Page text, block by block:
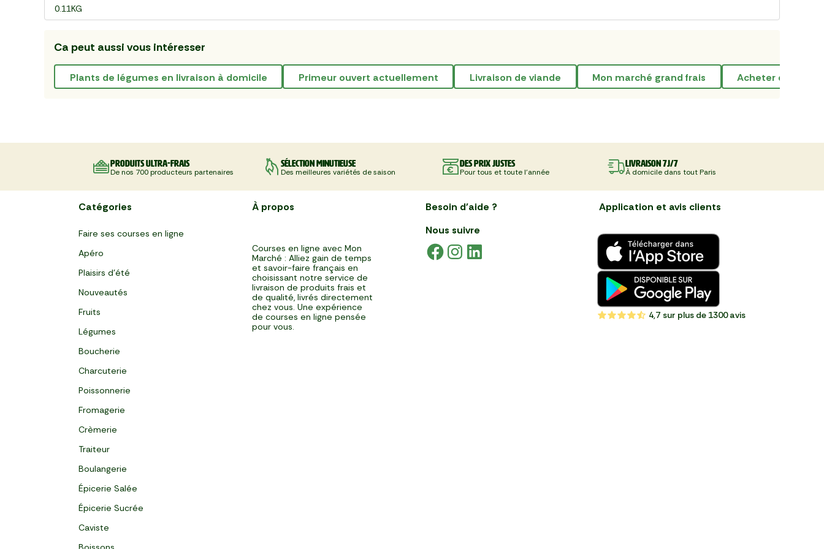
0.11KG
Ca peut aussi vous intéresser
plants de légumes en livraison à domicile primeur ouvert actuellement livraison de viande mon marché grand frais acheter de la
Produits ultra-frais
De nos 700 producteurs partenaires
Sélection minutieuse
Des meilleures variétés de saison
Des prix justes
Pour tous et toute l'année
Livraison 7J/7
À domicile dans tout Paris
Catégories
Faire ses courses en ligne
Apéro
Plaisirs d'été
Nouveautés
Fruits
Légumes
Boucherie
Charcuterie
Poissonnerie
Fromagerie
Crèmerie
Traiteur
Boulangerie
Épicerie Salée
Épicerie Sucrée
Caviste
À propos
Courses en ligne avec Mon
Marché : Alliez gain de temps
et savoir-faire français en
choisissant notre service de
livraison de produits frais et
de qualité, livrés directement
chez vous. Une expérience
de courses en ligne pensée
pour vous.
Besoin d'aide ?
Nous suivre
Application et avis clients
4,7 sur plus de 1300 avis